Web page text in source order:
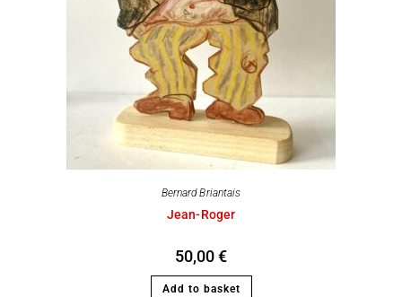
Bernard Briantais
Jean-Roger
50,00€
Add to basket